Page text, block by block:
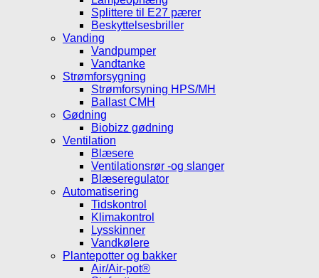
Splittere til E27 pærer
Beskyttelsesbriller
Vanding
Vandpumper
Vandtanke
Strømforsygning
Strømforsyning HPS/MH
Ballast CMH
Gødning
Biobizz gødning
Ventilation
Blæsere
Ventilationsrør -og slanger
Blæseregulator
Automatisering
Tidskontrol
Klimakontrol
Lysskinner
Vandkølere
Plantepotter og bakker
Air/Air-pot®